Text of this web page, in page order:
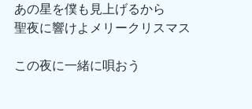
あの星を僕も見上げるから
聖夜に響けよメリークリスマス
この夜に一緒に唄おう